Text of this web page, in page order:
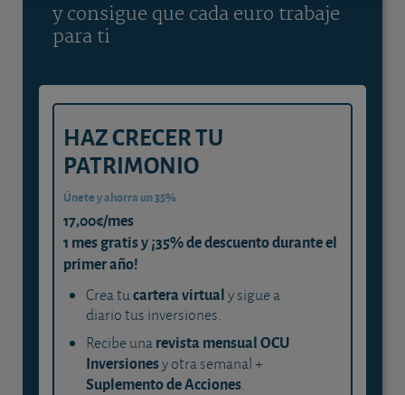
y consigue que cada euro trabaje
para ti
HAZ CRECER TU
PATRIMONIO
Únete y ahorra un 35%
17,00€/mes
1 mes gratis y ¡35% de descuento durante el
primer año!
Crea tucartera virtualy sigue a
diario tus inversiones.
Recibe unarevista mensual OCU
Inversionesy otra semanal +
Suplemento de Acciones.